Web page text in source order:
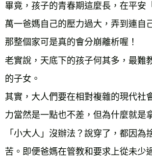
畢竟，孩子的青春期這麼長，在平安
萬一爸媽自己的壓力過大，弄到連自
那整個家可是真的會分崩離析喔！
老實說，天底下的孩子何其多，最難
的子女。
其實，大人們要在相對複雜的現代社
力當然是一點也不差，但為什麼就是
「小大人」沒辦法？說穿了，都因為
苦。即便爸媽在管教和要求上從未少